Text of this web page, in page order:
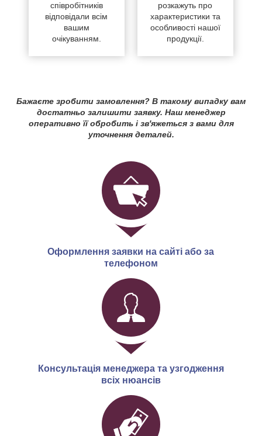
співробітників
відповідали всім
вашим
очікуванням.
розкажуть про
характеристики та
особливості нашої
продукції.
Бажаєте зробити замовлення? В такому випадку вам
достатньо залишити заявку. Наш менеджер
оперативно її обробить і зв'яжеться з вами для
уточнення деталей.
Оформлення заявки на сайті або за
телефоном
Консультація менеджера та узгодження
всіх нюансів